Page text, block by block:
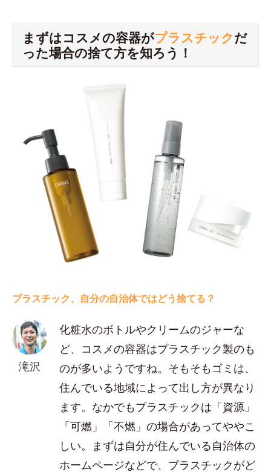
まずはコスメの容器がプラスチックだ
った場合の捨て方を知ろう！
プラスチック、自分の自治体ではどう捨てる？
滝沢
化粧水のボトルやクリームのジャーな
ど、コスメの容器はプラスチック製のも
のが多いようですね。そもそもゴミは、
住んでいる地域によって出し方が異なり
ます。なかでもプラスチックは「資源」
「可燃」「不燃」の場合があってややこ
しい。まずは自分が住んでいる自治体の
ホームページなどで、プラスチックがど